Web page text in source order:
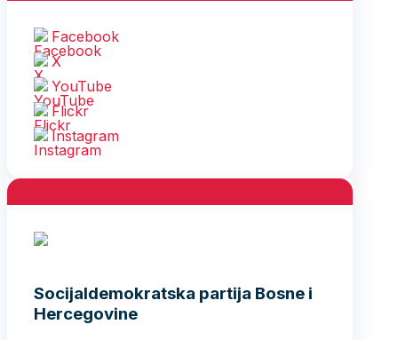
Facebook
X
YouTube
Flickr
Instagram
Socijaldemokratska partija Bosne i
Hercegovine